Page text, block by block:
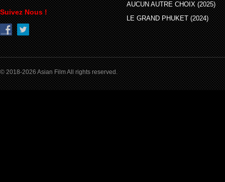
Suivez Nous !
AUCUN AUTRE CHOIX (2025)
LE GRAND PHUKET (2024)
© 2018-2026 Asian Film All rights reserved.